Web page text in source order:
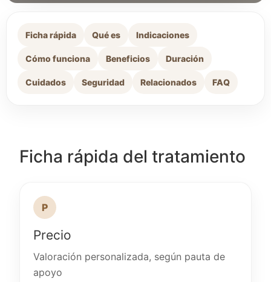
Ficha rápida Qué es Indicaciones
Cómo funciona Beneficios Duración
Cuidados Seguridad Relacionados FAQ
Ficha rápida del tratamiento
P
Precio
Valoración personalizada, según pauta de
apoyo